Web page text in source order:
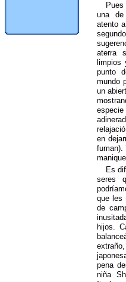
una de
atento
aterra
limpios
punto
mundo
un
en
fuman).
Es
seres
que les
de
hijos.
pena
niña